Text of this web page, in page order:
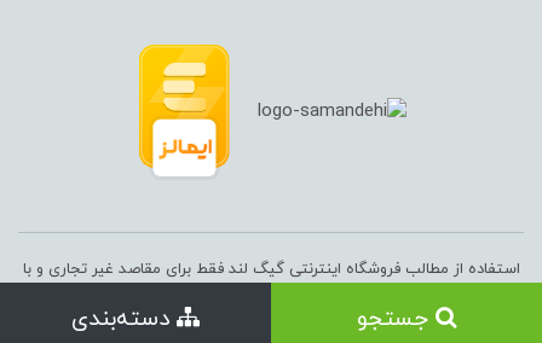
استفاده از مطالب فروشگاه اینترنتی گیگ لند فقط برای مقاصد غیر تجاری و با